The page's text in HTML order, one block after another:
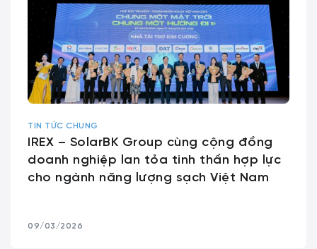
TIN TỨC CHUNG
IREX – SolarBK Group cùng cộng đồng
doanh nghiệp lan tỏa tinh thần hợp lực
cho ngành năng lượng sạch Việt Nam
09/03/2026